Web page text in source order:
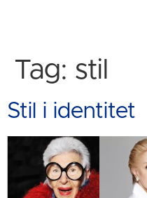
Tag: stil
Stil i identitet